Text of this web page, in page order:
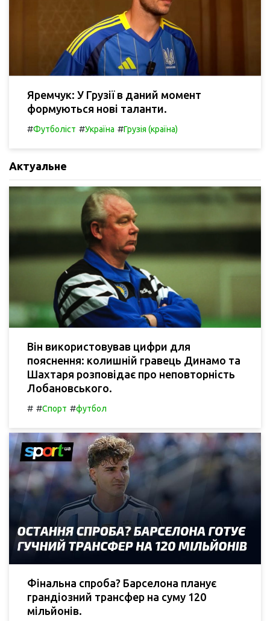
Яремчук: У Грузії в даний момент
формуються нові таланти.
#Футболіст #Україна #Грузія (країна)
Актуальне
Він використовував цифри для
пояснення: колишній гравець Динамо та
Шахтаря розповідає про неповторність
Лобановського.
# #Спорт #футбол
Фінальна спроба? Барселона планує
грандіозний трансфер на суму 120
мільйонів.